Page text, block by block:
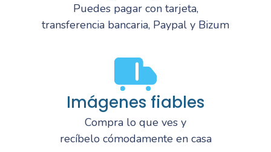
Puedes pagar con tarjeta,
transferencia bancaria, Paypal y Bizum
Imágenes fiables
Compra lo que ves y
recíbelo cómodamente en casa